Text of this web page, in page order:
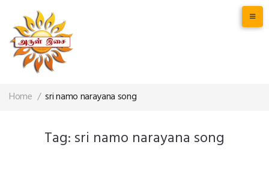
Home / sri namo narayana song
Tag: sri namo narayana song